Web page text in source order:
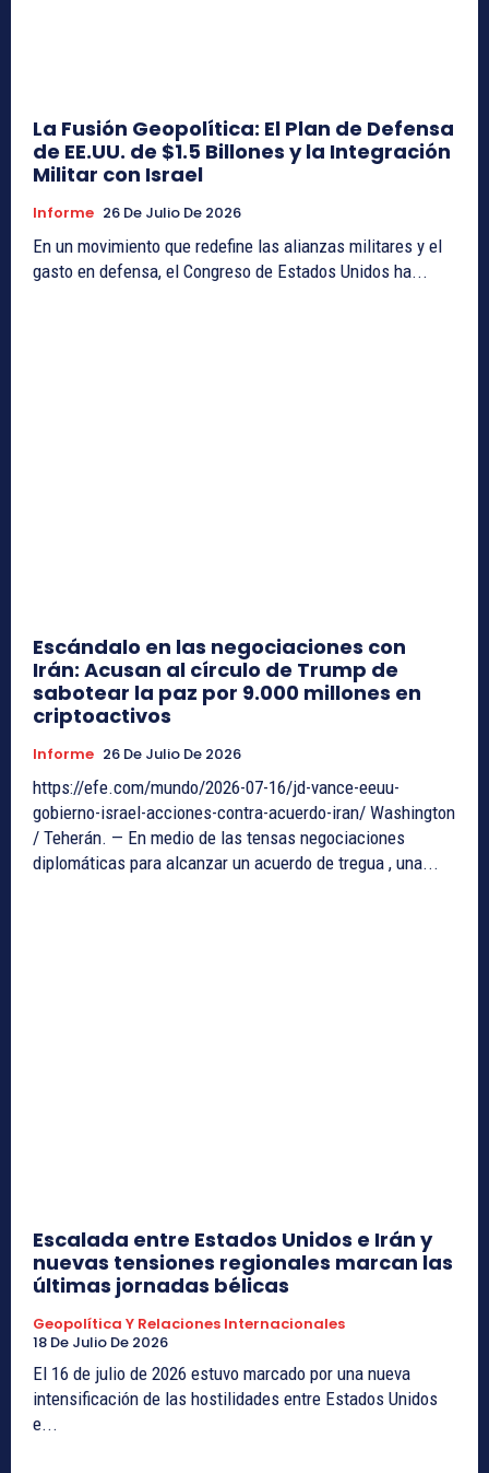
La Fusión Geopolítica: El Plan de Defensa
de EE.UU. de $1.5 Billones y la Integración
Militar con Israel
Informe 26 De Julio De 2026
En un movimiento que redefine las alianzas militares y el
gasto en defensa, el Congreso de Estados Unidos ha...
Escándalo en las negociaciones con
Irán: Acusan al círculo de Trump de
sabotear la paz por 9.000 millones en
criptoactivos
Informe 26 De Julio De 2026
https://efe.com/mundo/2026-07-16/jd-vance-eeuu-
gobierno-israel-acciones-contra-acuerdo-iran/ Washington
/ Teherán. — En medio de las tensas negociaciones
diplomáticas para alcanzar un acuerdo de tregua , una...
Escalada entre Estados Unidos e Irán y
nuevas tensiones regionales marcan las
últimas jornadas bélicas
Geopolítica Y Relaciones Internacionales
18 De Julio De 2026
El 16 de julio de 2026 estuvo marcado por una nueva
intensificación de las hostilidades entre Estados Unidos
e...